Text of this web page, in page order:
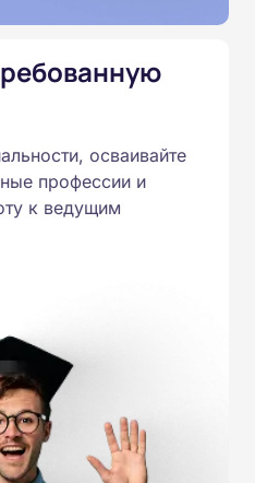
образования.
дипломы о
осваивайте
профессии и
к ведущим